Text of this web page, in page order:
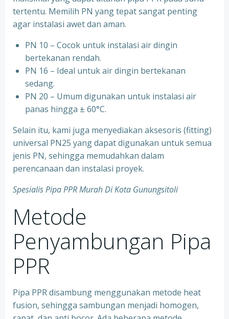
tertentu. Memilih PN yang tepat sangat penting
agar instalasi awet dan aman.
PN 10 – Cocok untuk instalasi air dingin
bertekanan rendah.
⁠PN 16 – Ideal untuk air dingin bertekanan
sedang.
⁠PN 20 – Umum digunakan untuk instalasi air
panas hingga ± 60°C.
Selain itu, kami juga menyediakan aksesoris (fitting)
universal PN25 yang dapat digunakan untuk semua
jenis PN, sehingga memudahkan dalam
perencanaan dan instalasi proyek.
Spesialis Pipa PPR Murah Di Kota Gunungsitoli
Metode
Penyambungan Pipa
PPR
Pipa PPR disambung menggunakan metode heat
fusion, sehingga sambungan menjadi homogen,